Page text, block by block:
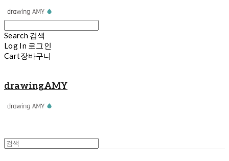
Search 검색
Log In 로그인
Cart장바구니
drawingAMY